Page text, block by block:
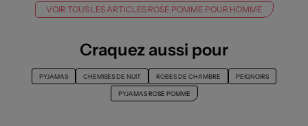
VOIR TOUS LES ARTICLES ROSE POMME POUR HOMME
Craquez aussi pour
PYJAMAS CHEMISES DE NUIT ROBES DE CHAMBRE PEIGNOIRS
PYJAMAS ROSE POMME